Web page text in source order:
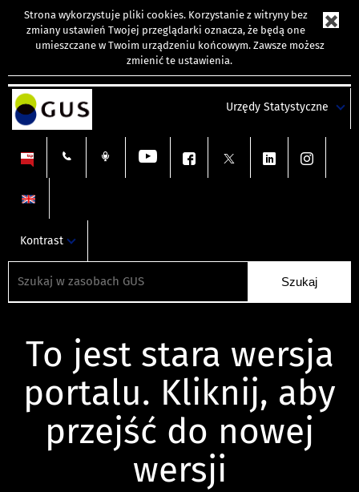
Strona wykorzystuje pliki cookies. Korzystanie z witryny bez
zmiany ustawień Twojej przeglądarki oznacza, że będą one
umieszczane w Twoim urządzeniu końcowym. Zawsze możesz
zmienić te ustawienia.
Urzędy Statystyczne
Kontrast
To jest stara wersja
portalu. Kliknij, aby
przejść do nowej
wersji